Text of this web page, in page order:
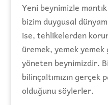
Yeni beynimizle
bizim duygusal
ise, tehlikelerden
üremek, yemek yemek
yöneten beynimizdir.
bilinçaltımızın
olduğunu söylerler.